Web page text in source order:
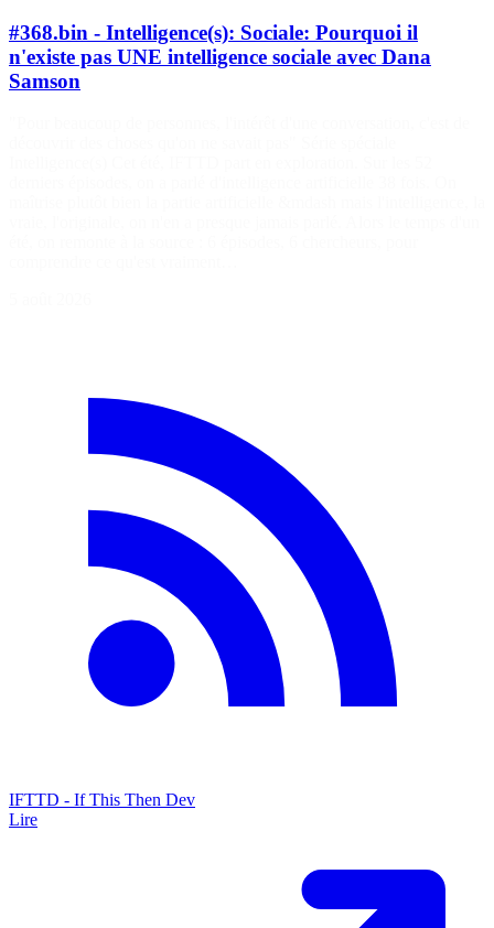
#368.bin - Intelligence(s): Sociale: Pourquoi il
n'existe pas UNE intelligence sociale avec Dana
Samson
IFTTD - If This Then Dev
Lire